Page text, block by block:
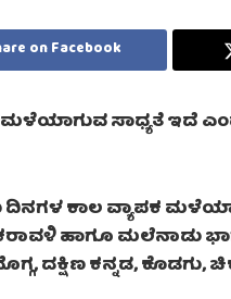
on Facebook
ಮಳೆಯಾಗುವ ಸಾಧ್ಯತೆ ಇದೆ
ದಿನಗಳ ಕಾಲ ವ್ಯಾಪಕ
ಹಾಗೂ ಮಲೆನಾಡು
ದಕ್ಷಿಣ ಕನ್ನಡ, ಕೊಡಗು,